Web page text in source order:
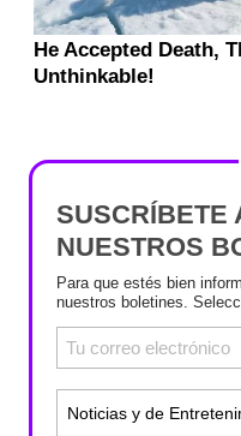
SUSCRÍBETE
NUESTROS
Para que estés bien
nuestros boletines.